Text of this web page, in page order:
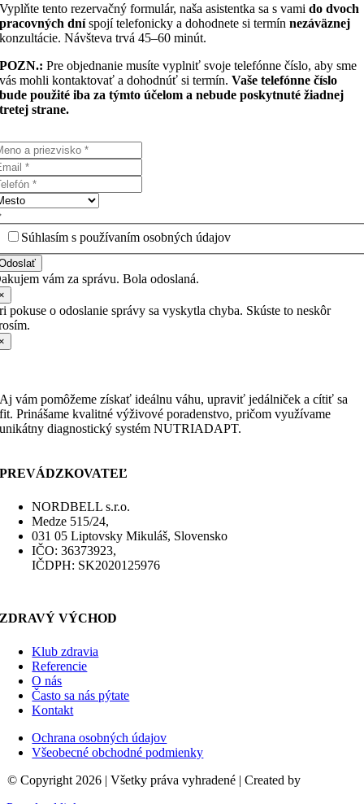
Vyplňte tento rezervačný formulár, naša asistentka sa s vamido dvoch
pracovných dníspojí telefonicky a dohodnete si termínnezáväznej
konzultácie. Návšteva trvá 45–60 minút.
POZN.: Pre objednanie musíte vyplniť svoje telefónne číslo, aby sme
vás mohli kontaktovať a dohodnúť si termín.Vaše telefónne číslo
bude použité iba za týmto účelom a nebude poskytnuté žiadnej
tretej strane.
Súhlasím s používaním osobných údajov
vám za správu. Bola odoslaná.
pokuse o odoslanie správy sa vyskytla chyba. Skúste to neskôr
Aj vám pomôžeme získať ideálnu váhu, upraviť jedálniček a cítiť sa
fit. Prinášame kvalitné výživové poradenstvo, pričom využívame
unikátny diagnostický systém NUTRIADAPT.
PREVÁDZKOVATEĽ
NORDBELL s.r.o.
Medze 515/24,
031 05 Liptovsky Mikuláš, Slovensko
IČO: 36373923,
IČDPH: SK2020125976
ZDRAVÝ VÝCHOD
Klub zdravia
Referencie
O nás
Často sa nás pýtate
Kontakt
Ochrana osobných údajov
Všeobecné obchodné podmienky
© Copyright 2026 | Všetky práva vyhradené | Created by